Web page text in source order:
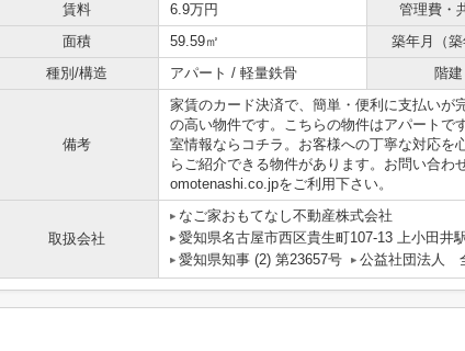
賃料 6.9万円 管理費・
面積
59.59㎡ 築年月（築
種別/構造
アパート / 軽量鉄骨 階建
備考
家賃のカード決済で、簡単・便利に支払いが
の高い物件です。こちらの物件はアパート
室情報ならコチラ。お客様への丁寧な対応を
らご紹介できる物件があります。お問い合わ
omotenashi.co.jpをご利用下さい。
取扱会社
なご家おもてなし不動産株式会社
愛知県名古屋市西区貴生町107-13 上小田井
愛知県知事 (2) 第23657号
公益社団法人